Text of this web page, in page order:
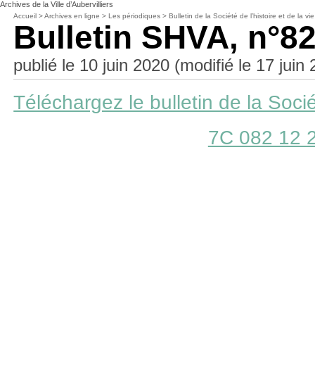
Archives de la Ville d’Aubervilliers
Accueil >Archives en ligne >Les périodiques >Bulletin de la Société de l’histoire et de la
Bulletin SHVA,
publié le 10 juin 2020 (modifié le 17 juin
Téléchargez le bulletin de la
7C 082 12